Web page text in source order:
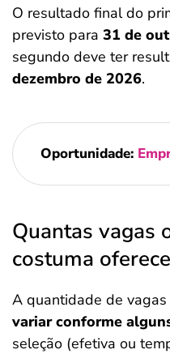
O resultado final do
previsto para 31 de
segundo deve ter
dezembro de 2026.
Oportunidade:
Quantas vagas
costuma
A quantidade de vagas
variar conforme
seleção (efetiva ou